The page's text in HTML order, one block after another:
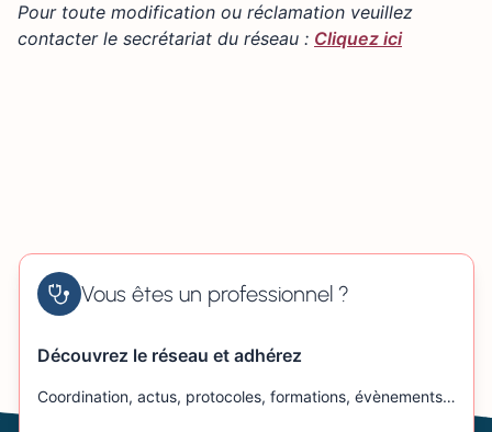
−
Pour toute modification ou réclamation veuillez
contacter le secrétariat du réseau : Cliquez ici
Vous êtes un professionnel ?
Découvrez le réseau et adhérez
Coordination, actus, protocoles, formations, évènements…